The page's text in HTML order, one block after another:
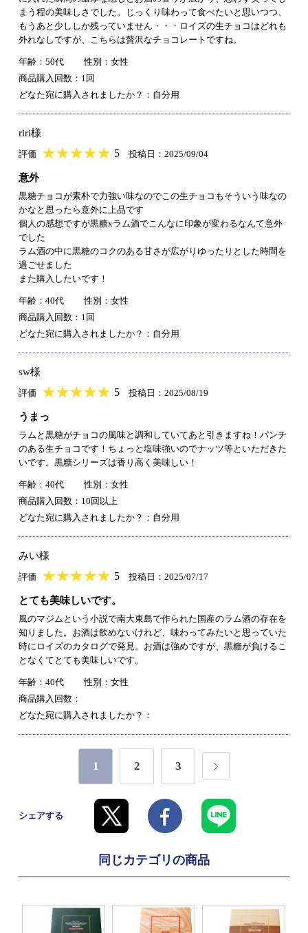
まう程の美味しさでした。じっくり味わって食べたいと思いつつ、
もうあと少ししか残っていません・・・ロイズの生チョコはどれも
外れなしですが、こちらは贅沢なチョコレートですね。
年齢：50代
性別：女性
商品購入回数：1回
どなた宛に購入されましたか？：自分用
riri様
評価 ★★★★★
★★★★★ 5 投稿日：2025/09/04
意外
黒糖チョコが素朴で力強い味なのでこの生チョコもそういう味なの
かなと思ったら意外に上品です
個人の感想ですが黒糖xラム酒でこんなに印象が変わるなんて意外
でした
ラム酒の中に黒糖のコクのある甘さが広がりゆったりとした時間を
過ごせました
また購入したいです！
年齢：40代
性別：女性
商品購入回数：1回
どなた宛に購入されましたか？：自分用
sw様
評価 ★★★★★
★★★★★ 5 投稿日：2025/08/19
うまっ
ラムと黒糖がチョコの風味と調和していてあと引きますね！パンチ
のある生チョコです！ちょっと塩味強いのでナッツ等といただきた
いです。黒糖シリーズは香り高く美味しい！
年齢：40代
性別：女性
商品購入回数：10回以上
どなた宛に購入されましたか？：自分用
みい様
評価 ★★★★★
★★★★★ 5 投稿日：2025/07/17
とても美味しいです。
風のマジムという小説で南大東島で作られた国産のラム酒の存在を
知りました。お酒は飲めないけれど、味わってみたいと思っていた
時にロイズのカタログで発見。お酒は強めですが、黒糖が負けるこ
となくてとても美味しいです。
年齢：40代
性別：女性
商品購入回数：
どなた宛に購入されましたか？：
1 2 3
シェアする
同じカテゴリの商品